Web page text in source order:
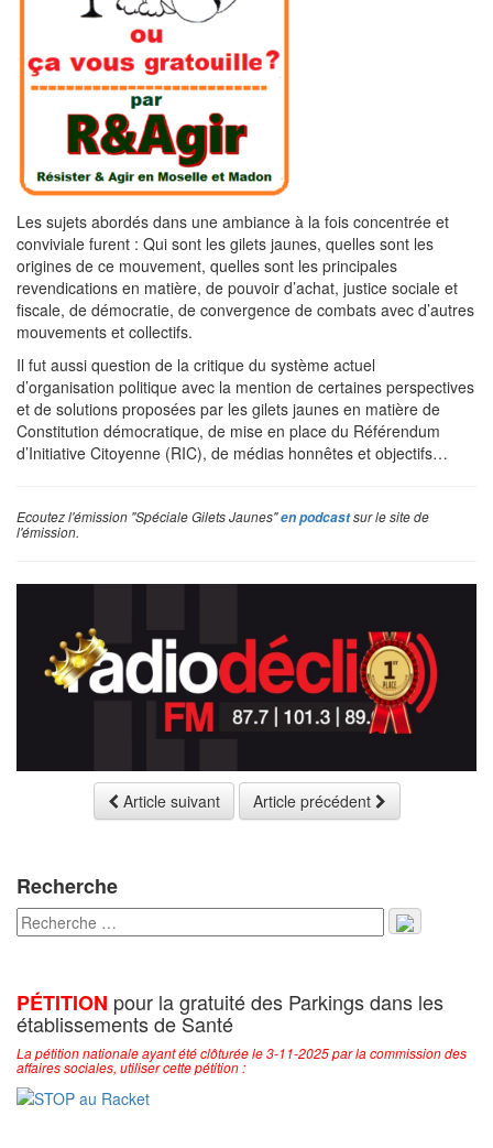
Les sujets abordés dans une ambiance à la fois concentrée et
conviviale furent : Qui sont les gilets jaunes, quelles sont les
origines de ce mouvement, quelles sont les principales
revendications en matière, de pouvoir d’achat, justice sociale et
fiscale, de démocratie, de convergence de combats avec d’autres
mouvements et collectifs.
Il fut aussi question de la critique du système actuel
d’organisation politique avec la mention de certaines perspectives
et de solutions proposées par les gilets jaunes en matière de
Constitution démocratique, de mise en place du Référendum
d’Initiative Citoyenne (RIC), de médias honnêtes et objectifs…
Ecoutez l'émission "Spéciale Gilets Jaunes"en podcastsur le site de
l'émission.
Article suivant Article précédent
Recherche
PÉTITION pour la gratuité des Parkings dans les
établissements de Santé
La pétition nationale ayant été clôturée le 3-11-2025 par la commission des
affaires sociales, utiliser cette pétition :